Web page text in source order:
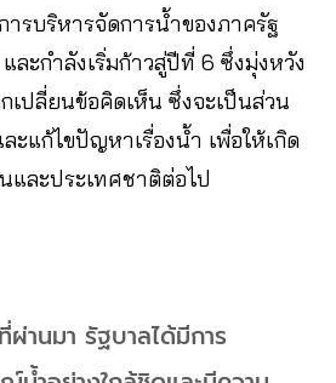
รบริหารจัดการน้ำของภาครัฐ
ละกำลังเริ่มก้าวสู่ปีที่ 6 ซึ่งมุ่งหวัง
เปลี่ยนข้อคิดเห็น ซึ่งจะเป็นส่วน
แก้ไขปัญหาเรื่องน้ำ เพื่อให้เกิด
และประเทศชาติต่อไป
ผ่านมา รัฐบาลได้มีการ